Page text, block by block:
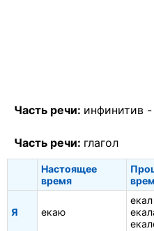
Часть речи: инфинитив -
Часть речи: глагол
Настоящее
время
Я екаю
екал